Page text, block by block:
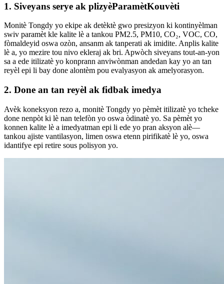
1. Siveyans serye ak plizyèParamètKouvèti
Monitè Tongdy yo ekipe ak detèktè gwo presizyon ki kontinyèlman
swiv paramèt kle kalite lè a tankou PM2.5, PM10, CO₂, VOC, CO,
fòmaldeyid oswa ozòn, ansanm ak tanperati ak imidite. Anplis kalite
lè a, yo mezire tou nivo ekleraj ak bri. Apwòch siveyans tout-an-yon
sa a ede itilizatè yo konprann anviwònman andedan kay yo an tan
reyèl epi li bay done alontèm pou evalyasyon ak amelyorasyon.
2. Done an tan reyèl ak fidbak imedya
Avèk koneksyon rezo a, monitè Tongdy yo pèmèt itilizatè yo tcheke
done nenpòt ki lè nan telefòn yo oswa òdinatè yo. Sa pèmèt yo
konnen kalite lè a imedyatman epi li ede yo pran aksyon alè—
tankou ajiste vantilasyon, limen oswa etenn pirifikatè lè yo, oswa
idantifye epi retire sous polisyon yo.